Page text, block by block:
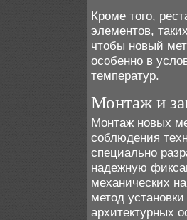
Кроме того,
элементов,
чтобы новый
особенно в
температур.
Монтаж и
Монтаж новых
соблюдения
специально
надежную
механических
метод
архитектурных